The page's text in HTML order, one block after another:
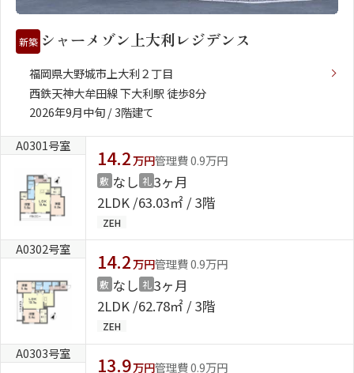
新築 シャーメゾン上大利レジデンス
福岡県大野城市上大利２丁目
西鉄天神大牟田線 下大利駅 徒歩8分
2026年9月中旬 / 3階建て
A0301号室
14.2万円管理費 0.9万円
敷 なし 礼 3ヶ月
2LDK 63.03㎡ / 3階
ZEH
A0302号室
14.2万円管理費 0.9万円
敷 なし 礼 3ヶ月
2LDK 62.78㎡ / 3階
ZEH
A0303号室
13.9万円管理費 0.9万円